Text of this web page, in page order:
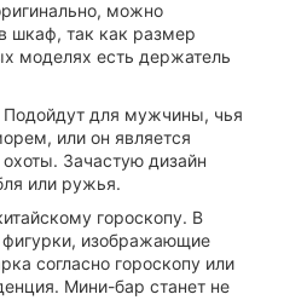
можно
шкаф, так как размер
моделях есть держатель
для мужчины, чья
или он является
Зачастую дизайн
или ружья.
гороскопу. В
фигурки, изображающие
согласно гороскопу или
Мини-бар станет не